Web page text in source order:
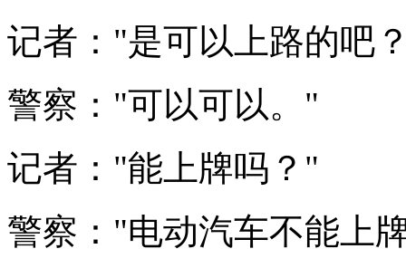
记者："是可以上路的吧
警察："可以可以。"
记者："能上牌吗？"
警察："电动汽车不能上